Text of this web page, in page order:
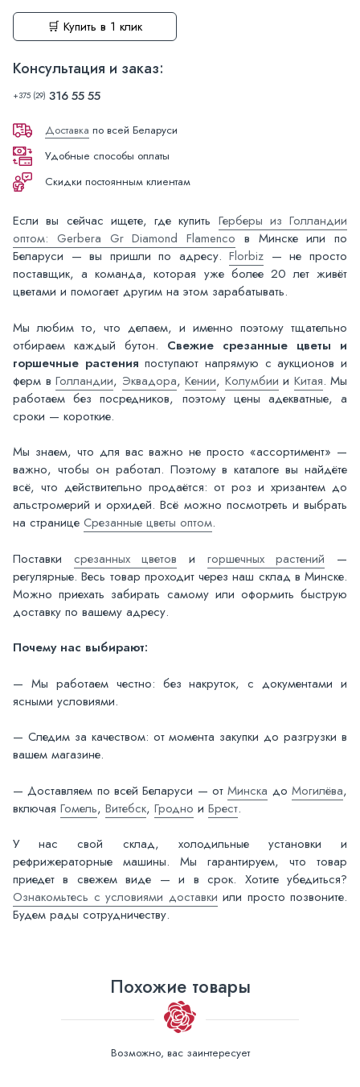
🛒 Купить в 1 клик
Консультация и заказ:
+375 (29) 316 55 55
Доставка по всей Беларуси
Удобные способы оплаты
Скидки постоянным клиентам
Если вы сейчас ищете, где купить Герберы из Голландии
оптом: Gerbera Gr Diamond Flamenco в Минске или по
Беларуси — вы пришли по адресу.Florbiz — не просто
поставщик, а команда, которая уже более 20 лет живёт
цветами и помогает другим на этом зарабатывать.
Мы любим то, что делаем, и именно поэтому тщательно
отбираем каждый бутон. Свежие срезанные цветы и
горшечные растения поступают напрямую с аукционов и
ферм в Голландии, Эквадора, Кении, Колумбии и Китая. Мы
работаем без посредников, поэтому цены адекватные, а
сроки — короткие.
Мы знаем, что для вас важно не просто «ассортимент» —
важно, чтобы он работал. Поэтому в каталоге вы найдёте
всё, что действительно продаётся: от роз и хризантем до
альстромерий и орхидей. Всё можно посмотреть и выбрать
на странице Срезанные цветы оптом.
Поставки срезанных цветов и горшечных растений —
регулярные. Весь товар проходит через наш склад в Минске.
Можно приехать забирать самому или оформить быструю
доставку по вашему адресу.
Почему нас выбирают:
— Мы работаем честно: без накруток, с документами и
ясными условиями.
— Следим за качеством: от момента закупки до разгрузки в
вашем магазине.
— Доставляем по всей Беларуси — отМинска доМогилёва,
включая Гомель, Витебск, Гродно и Брест.
У нас свой склад, холодильные установки и
рефрижераторные машины. Мы гарантируем, что товар
приедет в свежем виде — и в срок. Хотите убедиться?
Ознакомьтесь с условиями доставки или просто позвоните.
Будем рады сотрудничеству.
Похожие товары
Возможно, вас заинтересует